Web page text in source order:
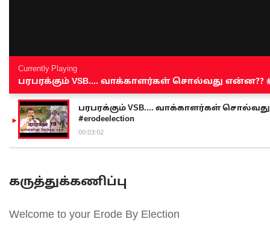
Currently Playing
பரபரக்கும் VSB.... வாக்காளர்கள் சொல்வது என்ன??
பரபரக்கும் VSB.... வாக்காளர்கள் சொல்வது
#erodeelection
00:03:02
கருத்துக்கணிப்பு
Welcome to your Erode By Election